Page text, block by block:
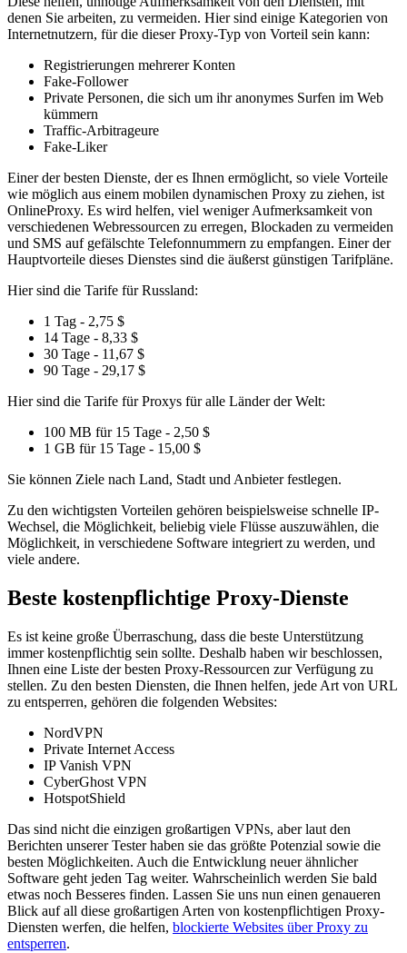
denen Sie arbeiten, zu vermeiden. Hier sind einige Kategorien von
Internetnutzern, für die dieser Proxy-Typ von Vorteil sein kann:
Registrierungen mehrerer Konten
Fake-Follower
Private Personen, die sich um ihr anonymes Surfen im Web
kümmern
Traffic-Arbitrageure
Fake-Liker
Einer der besten Dienste, der es Ihnen ermöglicht, so viele Vorteile
wie möglich aus einem mobilen dynamischen Proxy zu ziehen, ist
OnlineProxy. Es wird helfen, viel weniger Aufmerksamkeit von
verschiedenen Webressourcen zu erregen, Blockaden zu vermeiden
und SMS auf gefälschte Telefonnummern zu empfangen. Einer der
Hauptvorteile dieses Dienstes sind die äußerst günstigen Tarifpläne.
Hier sind die Tarife für Russland:
1 Tag - 2,75 $
14 Tage - 8,33 $
30 Tage - 11,67 $
90 Tage - 29,17 $
Hier sind die Tarife für Proxys für alle Länder der Welt:
100 MB für 15 Tage - 2,50 $
1 GB für 15 Tage - 15,00 $
Sie können Ziele nach Land, Stadt und Anbieter festlegen.
Zu den wichtigsten Vorteilen gehören beispielsweise schnelle IP-
Wechsel, die Möglichkeit, beliebig viele Flüsse auszuwählen, die
Möglichkeit, in verschiedene Software integriert zu werden, und
viele andere.
Beste kostenpflichtige Proxy-Dienste
Es ist keine große Überraschung, dass die beste Unterstützung
immer kostenpflichtig sein sollte. Deshalb haben wir beschlossen,
Ihnen eine Liste der besten Proxy-Ressourcen zur Verfügung zu
stellen. Zu den besten Diensten, die Ihnen helfen, jede Art von URL
zu entsperren, gehören die folgenden Websites:
NordVPN
Private Internet Access
IP Vanish VPN
CyberGhost VPN
HotspotShield
Das sind nicht die einzigen großartigen VPNs, aber laut den
Berichten unserer Tester haben sie das größte Potenzial sowie die
besten Möglichkeiten. Auch die Entwicklung neuer ähnlicher
Software geht jeden Tag weiter. Wahrscheinlich werden Sie bald
etwas noch Besseres finden. Lassen Sie uns nun einen genaueren
Blick auf all diese großartigen Arten von kostenpflichtigen Proxy-
Diensten werfen, die helfen, blockierte Websites über Proxy zu
entsperren.